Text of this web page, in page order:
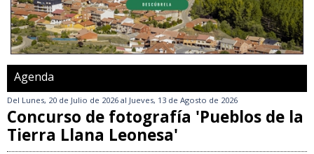
Agenda
Del Lunes, 20 de Julio de 2026 al Jueves, 13 de Agosto de 2026
Concurso de fotografía 'Pueblos de la
Tierra Llana Leonesa'